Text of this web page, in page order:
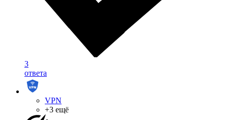
3
ответа
VPN
+3 ещё